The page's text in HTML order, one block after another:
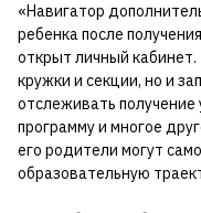
«Навигатор
ребенка после
открыт личный
кружки и секции, но и
отслеживать получение
программу и многое
его родители могут
образовательную